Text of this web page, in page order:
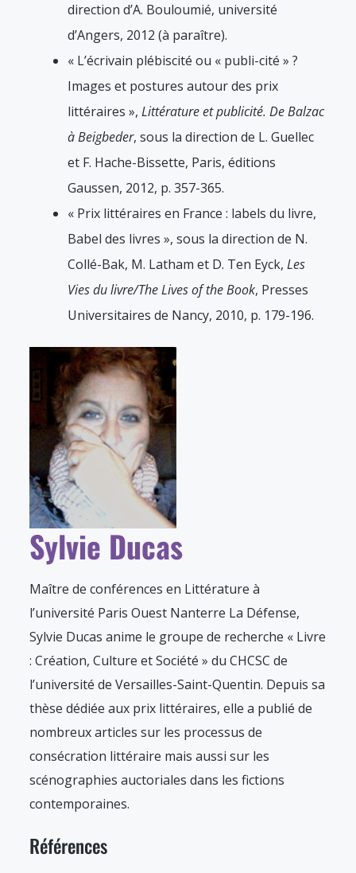
direction d’A. Bouloumié, université
d’Angers, 2012 (à paraître).
« L’écrivain plébiscité ou « publi-cité » ?
Images et postures autour des prix
littéraires », Littérature et publicité. De Balzac
à Beigbeder, sous la direction de L. Guellec
et F. Hache-Bissette, Paris, éditions
Gaussen, 2012, p. 357-365.
« Prix littéraires en France : labels du livre,
Babel des livres », sous la direction de N.
Collé-Bak, M. Latham et D. Ten Eyck, Les
Vies du livre/The Lives of the Book, Presses
Universitaires de Nancy, 2010, p. 179-196.
Sylvie Ducas
Maître de conférences en Littérature à
l’université Paris Ouest Nanterre La Défense,
Sylvie Ducas anime le groupe de recherche « Livre
: Création, Culture et Société » du CHCSC de
l’université de Versailles-Saint-Quentin. Depuis sa
thèse dédiée aux prix littéraires, elle a publié de
nombreux articles sur les processus de
consécration littéraire mais aussi sur les
scénographies auctoriales dans les fictions
contemporaines.
Références